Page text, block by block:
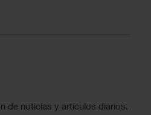
de noticias y artículos diarios,